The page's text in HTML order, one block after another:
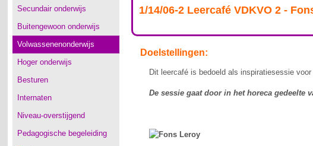
Secundair onderwijs
Buitengewoon onderwijs
Volwassenenonderwijs
Hoger onderwijs
Besturen
Internaten
Niveau-overstijgend
Pedagogische begeleiding
1/14/06-2 Leercafé VDKVO 2 -
Doelstellingen:
Dit leercafé is bedoeld als inspiratiesessie
De sessie gaat door in het horeca gedeelte